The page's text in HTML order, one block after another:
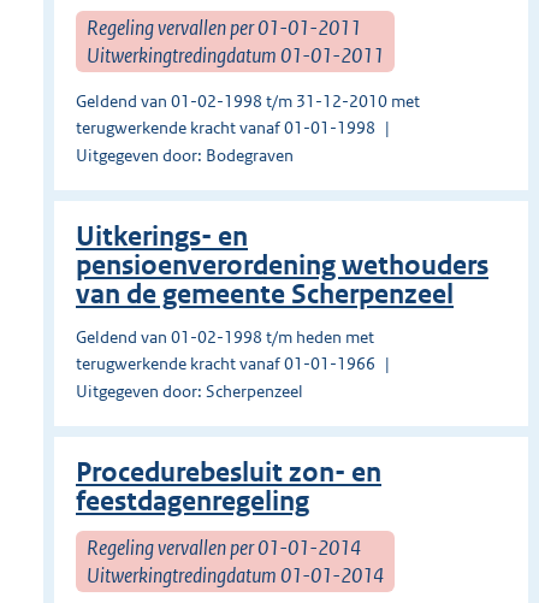
Regeling vervallen per 01-01-2011
Uitwerkingtredingdatum 01-01-2011
Geldend van 01-02-1998 t/m 31-12-2010 met
terugwerkende kracht vanaf 01-01-1998
Uitgegeven door: Bodegraven
Uitkerings- en
pensioenverordening wethouders
van de gemeente Scherpenzeel
Geldend van 01-02-1998 t/m heden met
terugwerkende kracht vanaf 01-01-1966
Uitgegeven door: Scherpenzeel
Procedurebesluit zon- en
feestdagenregeling
Regeling vervallen per 01-01-2014
Uitwerkingtredingdatum 01-01-2014